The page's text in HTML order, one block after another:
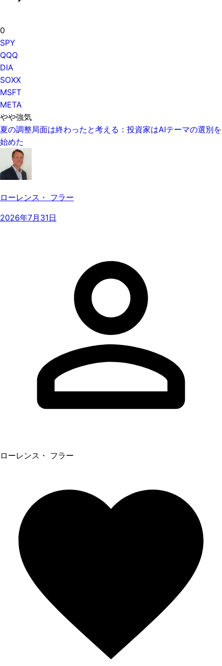
0
SPY
QQQ
DIA
SOXX
MSFT
META
やや強気
夏の調整局面は終わったと考える：投資家はAIテーマの選別を
始めた
ローレンス・ フラー
2026年7月31日
ローレンス・ フラー